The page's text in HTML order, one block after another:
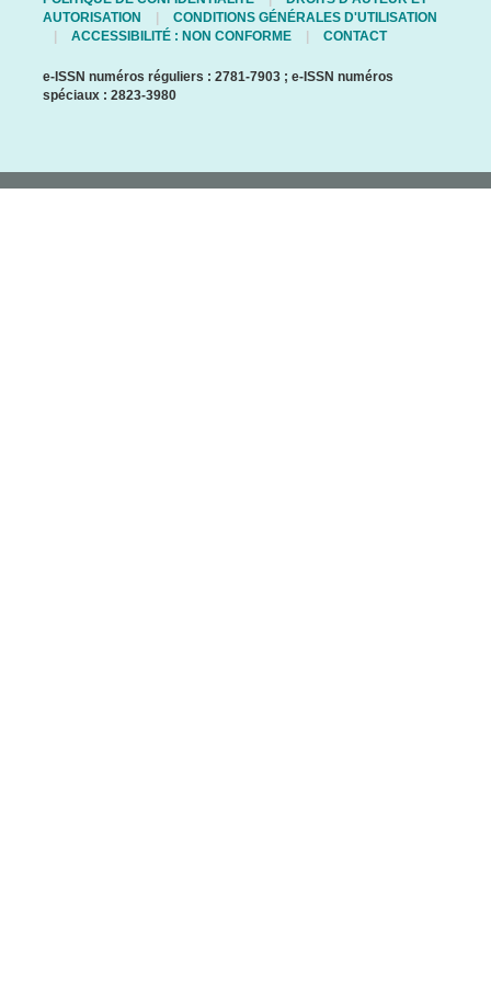
AUTORISATION
CONDITIONS GÉNÉRALES D'UTILISATION
ACCESSIBILITÉ : NON CONFORME
CONTACT
e-ISSN numéros réguliers : 2781-7903 ; e-ISSN numéros
spéciaux : 2823-3980